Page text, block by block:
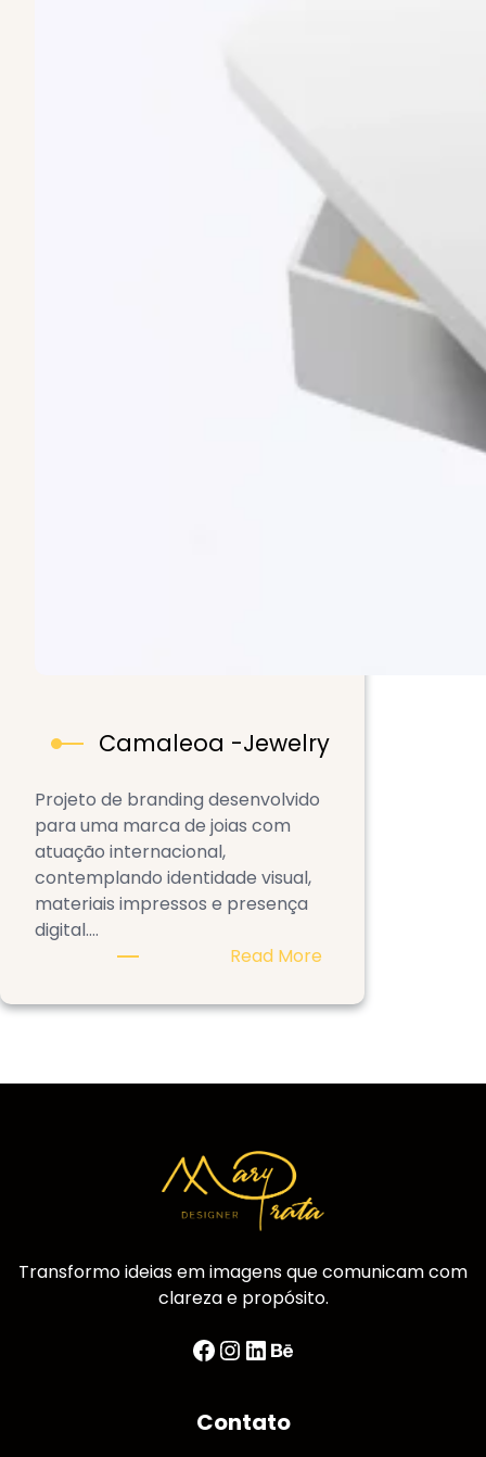
Camaleoa -Jewelry
Projeto de branding desenvolvido
para uma marca de joias com
atuação internacional,
contemplando identidade visual,
materiais impressos e presença
digital.…
Read More:
-
Transformo ideias em imagens que comunicam com
clareza e propósito.
Facebook InstagramLinkedIn Behance
Contato